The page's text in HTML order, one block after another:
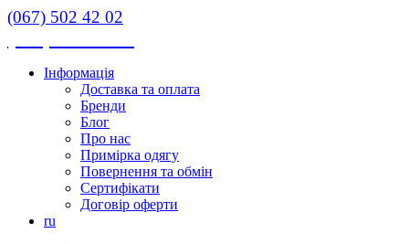
(067) 502 42 02
Інформація
Доставка та оплата
Бренди
Блог
Про нас
Примірка одягу
Повернення та обмін
Сертифікати
Договір оферти
ru